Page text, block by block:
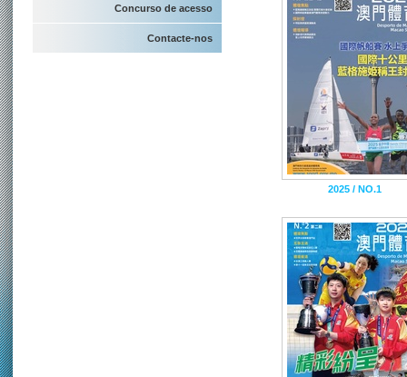
Concurso de acesso
Contacte-nos
2025 / NO.1